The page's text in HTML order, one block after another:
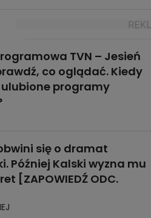
TVN – Jesień
co oglądać. Kiedy
programy
się o dramat
Później Kalski wyzna mu
[ZAPOWIEDŹ ODC.